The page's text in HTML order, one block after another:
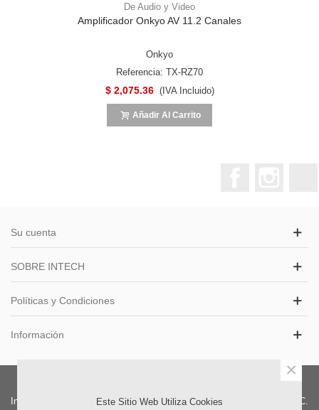
De Audio y Video
Amplificador Onkyo AV 11.2 Canales
Onkyo
Referencia: TX-RZ70
$ 2,075.36 (IVA Incluido)
Añadir Al Carrito
Su cuenta
SOBRE INTECH
Políticas y Condiciones
Información
Intech S.A.S. Distribuidor Colombia. | Oficinas Exhibición y Ventas: CC.
Este Sitio Web Utiliza Cookies
×